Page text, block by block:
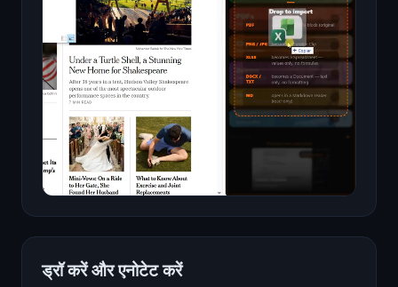
ड्रॉ करें और एनोटेट करें